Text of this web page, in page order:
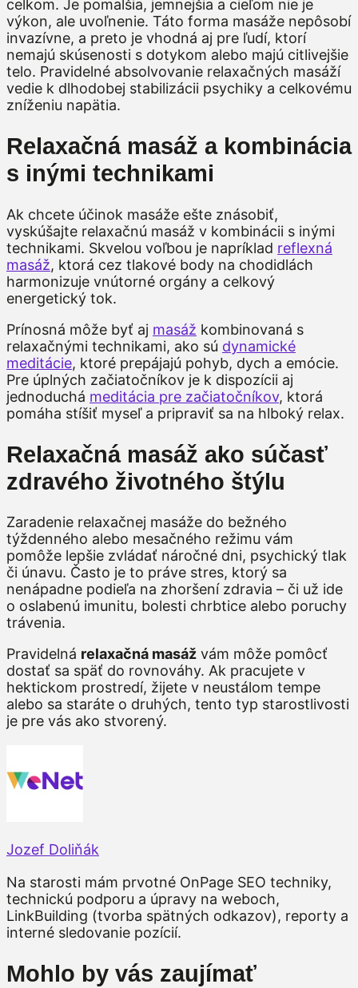
celkom. Je pomalšia, jemnejšia a cieľom nie je
výkon, ale uvoľnenie. Táto forma masáže nepôsobí
invazívne, a preto je vhodná aj pre ľudí, ktorí
nemajú skúsenosti s dotykom alebo majú citlivejšie
telo. Pravidelné absolvovanie relaxačných masáží
vedie k dlhodobej stabilizácii psychiky a celkovému
zníženiu napätia.
Relaxačná masáž a kombinácia
s inými technikami
Ak chcete účinok masáže ešte znásobiť,
vyskúšajte relaxačnú masáž v kombinácii s inými
technikami. Skvelou voľbou je napríklad reflexná
masáž, ktorá cez tlakové body na chodidlách
harmonizuje vnútorné orgány a celkový
energetický tok.
Prínosná môže byť aj masáž kombinovaná s
relaxačnými technikami, ako sú dynamické
meditácie, ktoré prepájajú pohyb, dych a emócie.
Pre úplných začiatočníkov je k dispozícii aj
jednoduchá meditácia pre začiatočníkov, ktorá
pomáha stíšiť myseľ a pripraviť sa na hlboký relax.
Relaxačná masáž ako súčasť
zdravého životného štýlu
Zaradenie relaxačnej masáže do bežného
týždenného alebo mesačného režimu vám
pomôže lepšie zvládať náročné dni, psychický tlak
či únavu. Často je to práve stres, ktorý sa
nenápadne podieľa na zhoršení zdravia – či už ide
o oslabenú imunitu, bolesti chrbtice alebo poruchy
trávenia.
Pravidelná relaxačná masáž vám môže pomôcť
dostať sa späť do rovnováhy. Ak pracujete v
hektickom prostredí, žijete v neustálom tempe
alebo sa staráte o druhých, tento typ starostlivosti
je pre vás ako stvorený.
Jozef Doliňák
Na starosti mám prvotné OnPage SEO techniky,
technickú podporu a úpravy na weboch,
LinkBuilding (tvorba spätných odkazov), reporty a
interné sledovanie pozícií.
Mohlo by vás zaujímať